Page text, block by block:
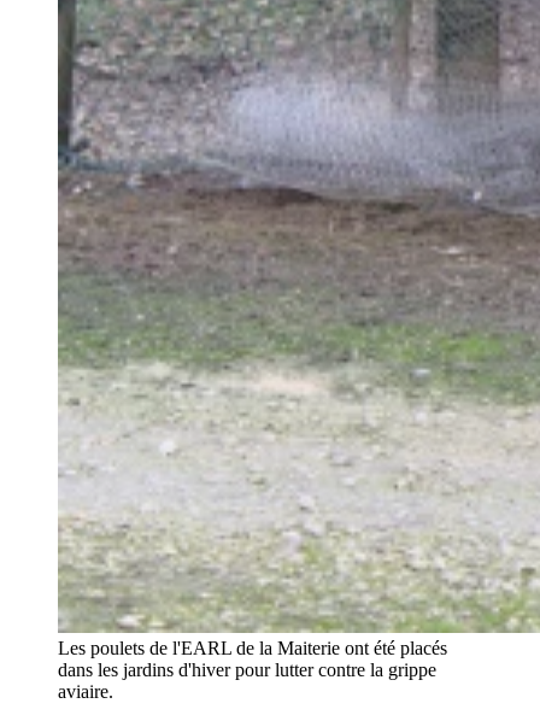
Les poulets de l'EARL de la Maiterie ont été placés
dans les jardins d'hiver pour lutter contre la grippe
aviaire.